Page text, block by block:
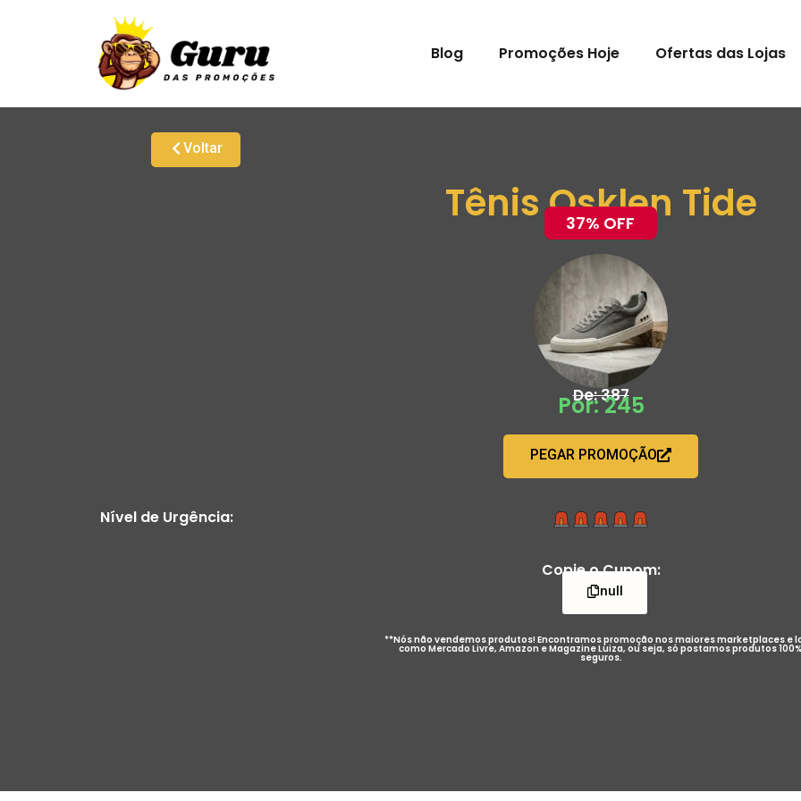
Blog Promoções Hoje Ofertas das Lojas
Voltar
Tênis Osklen Tide
37% OFF
De: 387
Por: 245
PEGAR PROMOÇÃO
Nível de Urgência:
Copie o Cupom:
null
**Nós não vendemos produtos! Encontramos promoção nos maiores marketplaces e
como Mercado Livre, Amazon e Magazine Luiza, ou seja, só postamos produtos 100%
seguros.